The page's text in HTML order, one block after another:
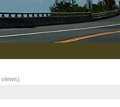
views)